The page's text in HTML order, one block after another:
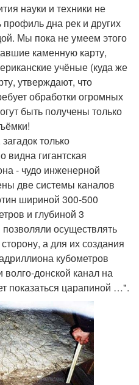
науки и техники не
профиль дна рек и других
Мы пока не умеем этого
каменную карту,
учёные (куда же
утверждают, что
обработки огромных
быть получены только
только
видна гигантская
- чудо инженерной
две системы каналов
шириной 300-500
и глубиной 3
осуществлять
а для их создания
кубометров
донской канал на
показаться царапиной …".